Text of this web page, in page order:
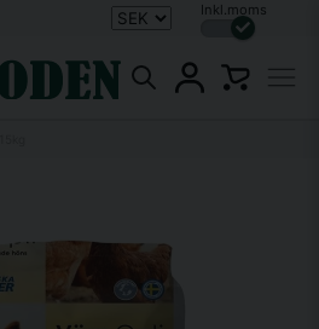
Inkl.moms